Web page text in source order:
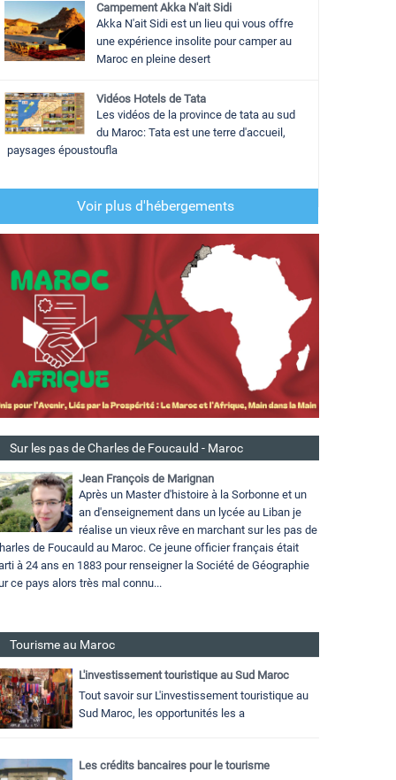
Campement Akka N'ait Sidi
Akka N'ait Sidi est un lieu qui vous offre
une expérience insolite pour camper au
Maroc en pleine desert
Vidéos Hotels de Tata
Les vidéos de la province de tata au sud
du Maroc: Tata est une terre d'accueil,
paysages époustoufla
Voir plus d'hébergements
Sur les pas de Charles de Foucauld - Maroc
Jean François de Marignan
Après un Master d'histoire à la Sorbonne et un
an d'enseignement dans un lycée au Liban je
réalise un vieux rêve en marchant sur les pas de
de Foucauld au Maroc. Ce jeune officier français était
à 24 ans en 1883 pour renseigner la Société de Géographie
ce pays alors très mal connu...
Tourisme au Maroc
L'investissement touristique au Sud Maroc
Tout savoir sur L'investissement touristique au
Sud Maroc, les opportunités les a
Les crédits bancaires pour le tourisme